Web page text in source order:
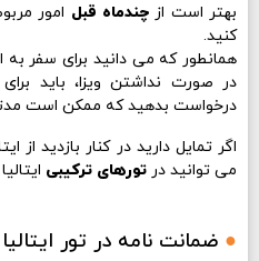
بهتر است از چندماه قبل امور
کنید.
همانطور که می دانید برای سفر به
در صورت نداشتن ویزا، باید
درخواست بدهید که ممکن است
اگر تمایل دارید در کنار بازدید از
می توانید در تورهای ترکیبی
● ضمانت نامه در تور ایتالیا